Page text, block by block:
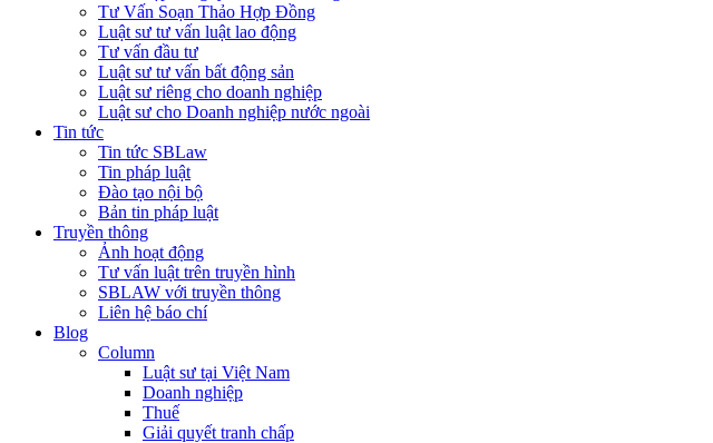
Tư Vấn Soạn Thảo Hợp Đồng
Luật sư tư vấn luật lao động
Tư vấn đầu tư
Luật sư tư vấn bất động sản
Luật sư riêng cho doanh nghiệp
Luật sư cho Doanh nghiệp nước ngoài
Tin tức
Tin tức SBLaw
Tin pháp luật
Đào tạo nội bộ
Bản tin pháp luật
Truyền thông
Ảnh hoạt động
Tư vấn luật trên truyền hình
SBLAW với truyền thông
Liên hệ báo chí
Blog
Column
Luật sư tại Việt Nam
Doanh nghiệp
Thuế
Giải quyết tranh chấp